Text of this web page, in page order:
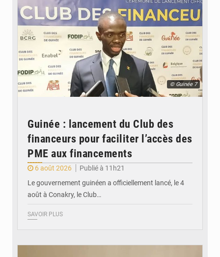
© Guinée 7
Guinée : lancement du Club des
financeurs pour faciliter l’accès des
PME aux financements
6 août 2026
Publié à 11h21
Le gouvernement guinéen a officiellement lancé, le 4
août à Conakry, le Club…
SAVOIR PLUS